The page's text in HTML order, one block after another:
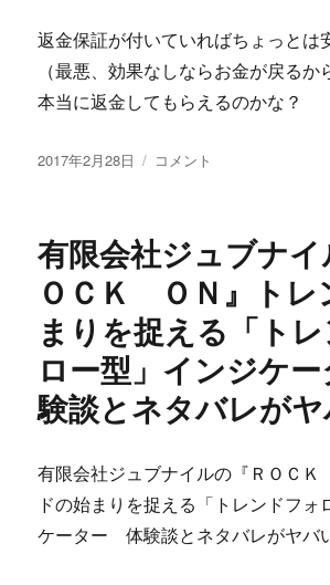
レ
ュ
ー
返金保証が付いていればちょっとは
（最悪、効果なしならお金が戻るか
本当に返金してもらえるのかな？
投
2017年2月28日
更
間
動
画
パ
ソ
コ
教
2013】
DVD
４
枚
コメント
有限会社ジュブナイ
ＯＣＫ ＯＮ』トレ
まりを捉える「ト
ロー型」インジケ
験談とネタバレが
有限会社ジュブナイルの『ＲＯＣ
ドの始まりを捉える「トレンドフォ
ケーター 体験談とネタバレがヤバ